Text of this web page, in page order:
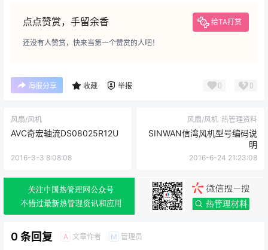
点点赞赏，手留余香 给TA打赏
还没有人赞赏，快来当第一个赞赏的人吧！
海报分享 收藏 举报 0 0
风扇/风机
AVC奇宏轴流DS08025R12U
2016-3-3 8:08:08
风扇/风机 热管理资料
SINWAN信湾风机型号编码说
明
2016-6-24 21:23:08
0 条回复 A 文章作者 M 管理员